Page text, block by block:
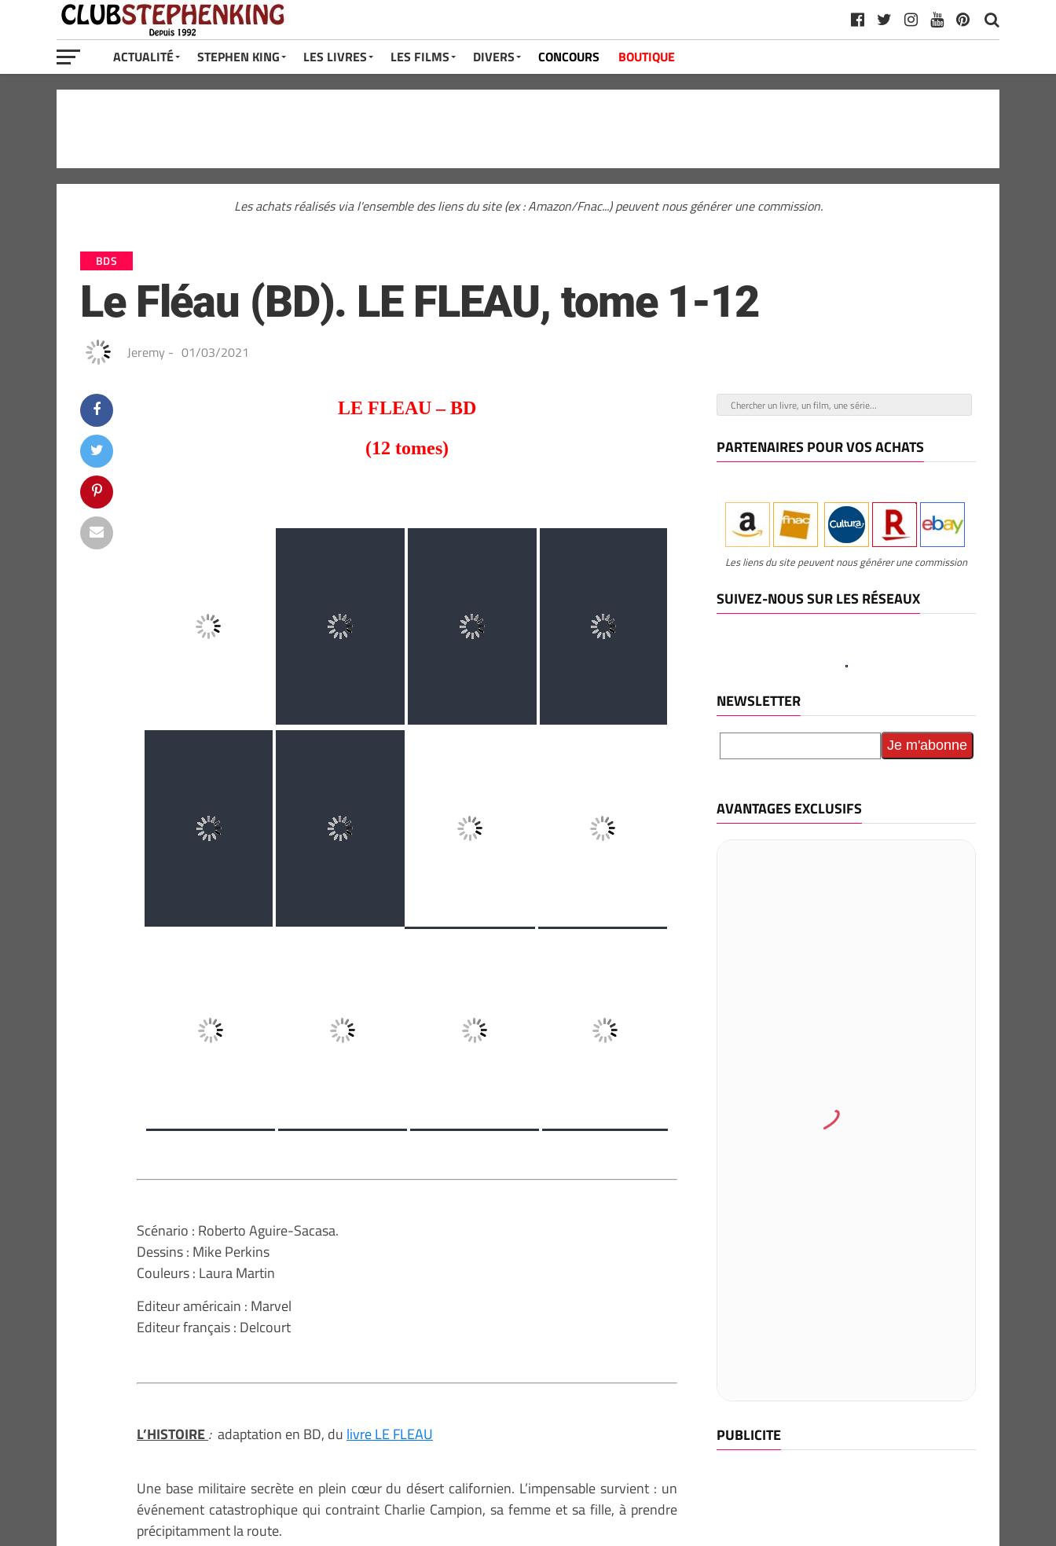
ACTUALITÉ STEPHEN KING LES LIVRES LES FILMS DIVERS CONCOURS BOUTIQUE
Les achats réalisés via l'ensemble des liens du site (ex : Amazon/Fnac...) peuvent nous générer une commission.
BDS
Le Fléau (BD). LE FLEAU, tome 1-12
Jeremy - 01/03/2021
LE FLEAU– BD
(12 tomes)
Scénario : Roberto Aguire-Sacasa.
Dessins : Mike Perkins
Couleurs : Laura Martin
Editeur américain : Marvel
Editeur français : Delcourt
L’HISTOIRE: adaptation en BD, du livre LE FLEAU
Une base militaire secrète en plein cœur du désert californien. L’impensable survient : un
événement catastrophique qui contraint Charlie Campion, sa femme et sa fille, à prendre
précipitamment la route.
PARTENAIRES POUR VOS ACHATS
Les liens du site peuvent nous générer une commission
SUIVEZ-NOUS SUR LES RÉSEAUX
NEWSLETTER
AVANTAGES EXCLUSIFS
PUBLICITE